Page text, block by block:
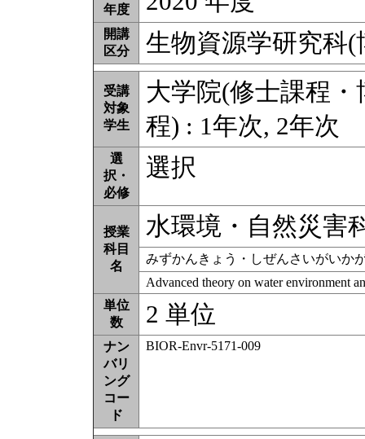
年度
開講
区分
生物資源学研究科
受講
対象
学生
大学院(修士課程
程) : 1年次, 2年次
選
択・
必修
選択
授業
科目
名
水環境・自然災害
みずかんきょう・しぜんさいがいか
Advanced theory on water environment
単位
数
2 単位
ナン
バリ
ング
コー
ド
BIOR-Envr-5171-009